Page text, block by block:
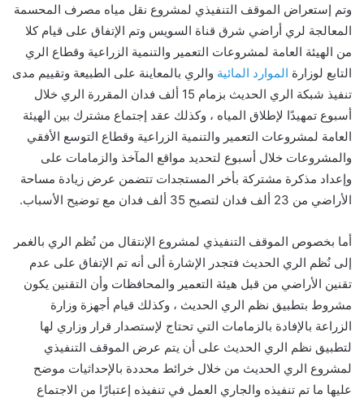
وتم إستعراض الموقف التنفيذي لمشروع نقل مياه مصرف المحسمة
المعالجة لري أراضي شرق قناة السويس وتم الإتفاق على قيام كلا
من الهيئة العامة لمشروعات التعمير والتنمية الزراعية وقطاع الري
التابع لوزارة الموارد المائية والري بالمعاينة على الطبيعة وتقييم مدى
تنفيذ شبكة الري الحديث بزمام 15 ألف فدان المقررة الري خلال
أسبوع تمهيدًا لإطلاق المياه ، وكذلك عقد إجتماع مشترك بين الهيئة
العامة لمشروعات التعمير والتنمية الزراعية وقطاع التوسع الأفقي
والمشروعات خلال أسبوع لتحديد مواقع المآخذ والزمامات على
وإعداد مذكرة مشتركة بأخر المستجدات تتضمن عرض زيادة مساحة
الأراضي من 23 ألف فدان لتصبح 35 ألف فدان مع توضيح الأسباب.
أما بخصوص الموقف التنفيذي لمشروع الإنتقال من نُظم الري بالغمر
إلى نُظم الري الحديث فتجدر الإشارة ألى أنه تم الإتفاق على عدم
تقنين الأراضي من قبل هيئة التعمير والمحافظات وأن التقنين يكون
مشروط بتطبيق نظم الري الحديث ، وكذلك قيام أجهزة وزارة
الزراعة بالإفادة بالزمامات التي تحتاج لإستصدار قرار وزاري لها
لتطبيق نظم الري الحديث على أن يتم عرض الموقف التنفيذي
لمشروع الري الحديث من خلال خرائط محددة بالإحداثيات موضح
عليها ما تم تنفيذه والجاري العمل في تنفيذه إعتبارًا من الاجتماع